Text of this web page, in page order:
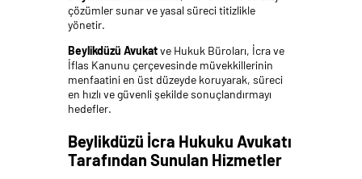
çözümler sunar ve yasal süreci titizlikle
yönetir.
Beylikdüzü Avukatve Hukuk Büroları, İcra ve
İflas Kanunu çerçevesinde müvekkillerinin
menfaatini en üst düzeyde koruyarak, süreci
en hızlı ve güvenli şekilde sonuçlandırmayı
hedefler.
Beylikdüzü İcra Hukuku Avukatı
Tarafından Sunulan Hizmetler